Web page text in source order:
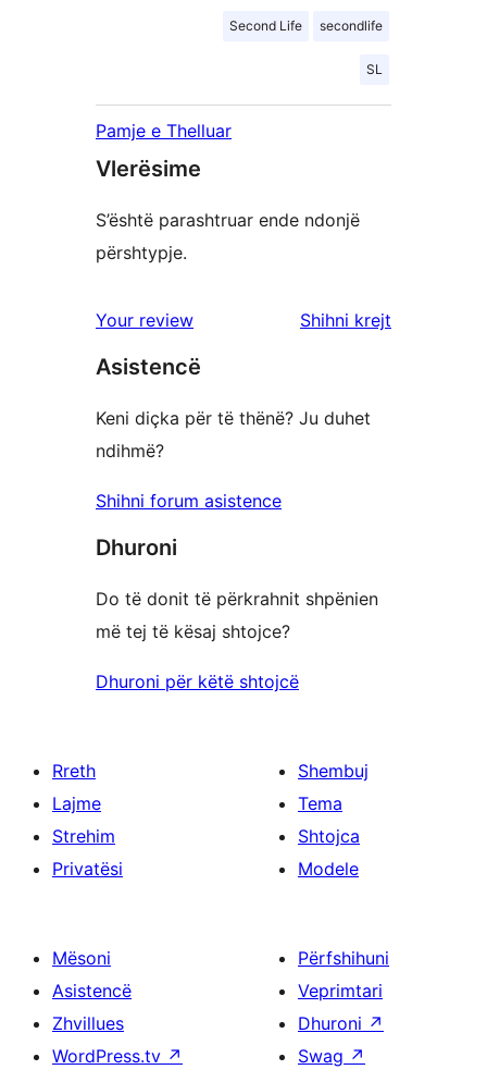
Second Life secondlife
SL
Pamje e Thelluar
Vlerësime
S’është parashtruar ende ndonjë
përshtypje.
Your review Shihni krejt
Asistencë
Keni diçka për të thënë? Ju duhet
ndihmë?
Shihni forum asistence
Dhuroni
Do të donit të përkrahnit shpënien
më tej të kësaj shtojce?
Dhuroni për këtë shtojcë
Rreth
Lajme
Strehim
Privatësi
Shembuj
Tema
Shtojca
Modele
Mësoni
Asistencë
Zhvillues
WordPress.tv ↗
Përfshihuni
Veprimtari
Dhuroni ↗
Swag ↗